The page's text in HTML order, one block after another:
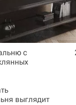
с
выглядит